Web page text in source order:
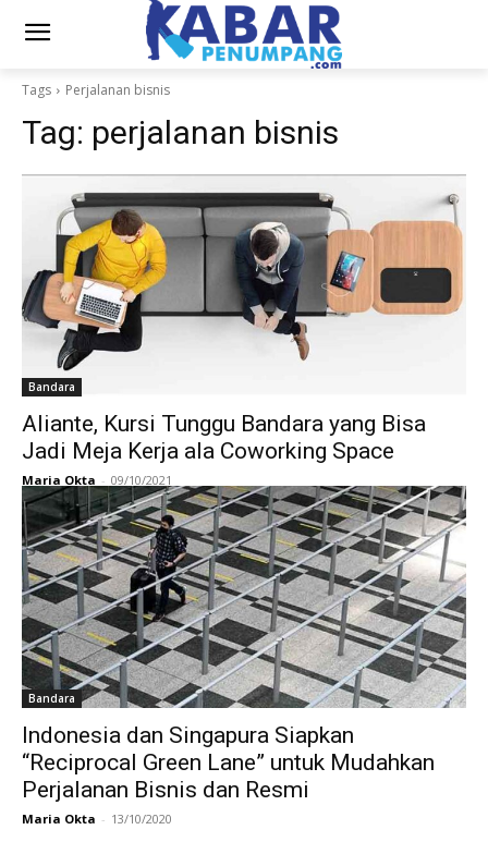
Tags Perjalanan bisnis
Tag: perjalanan bisnis
Bandara
Aliante, Kursi Tunggu Bandara yang Bisa
Jadi Meja Kerja ala Coworking Space
Maria Okta - 09/10/2021
Bandara
Indonesia dan Singapura Siapkan
“Reciprocal Green Lane” untuk Mudahkan
Perjalanan Bisnis dan Resmi
Maria Okta - 13/10/2020